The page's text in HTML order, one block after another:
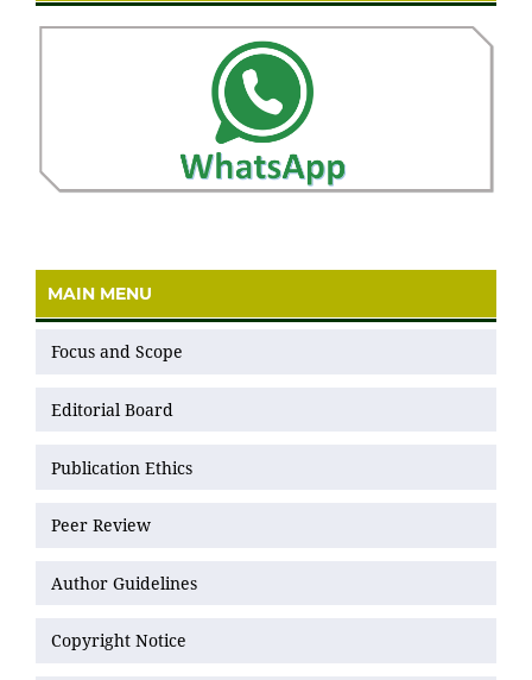
MAIN MENU
Focus and Scope
Editorial Board
Publication Ethics
Peer Review
Author Guidelines
Copyright Notice